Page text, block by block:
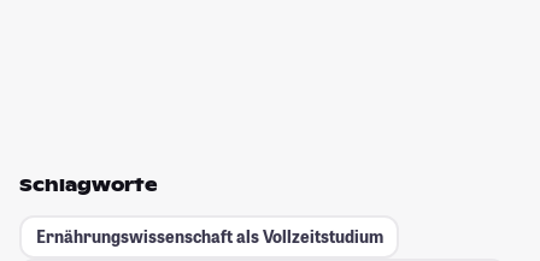
Schlagworte
Ernährungswissenschaft als Vollzeitstudium